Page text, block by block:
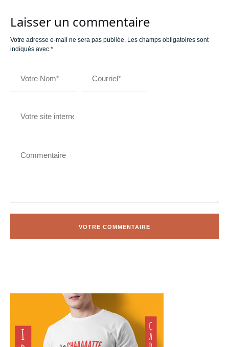
Laisser un commentaire
Votre adresse e-mail ne sera pas publiée. Les champs obligatoires sont
indiqués avec *